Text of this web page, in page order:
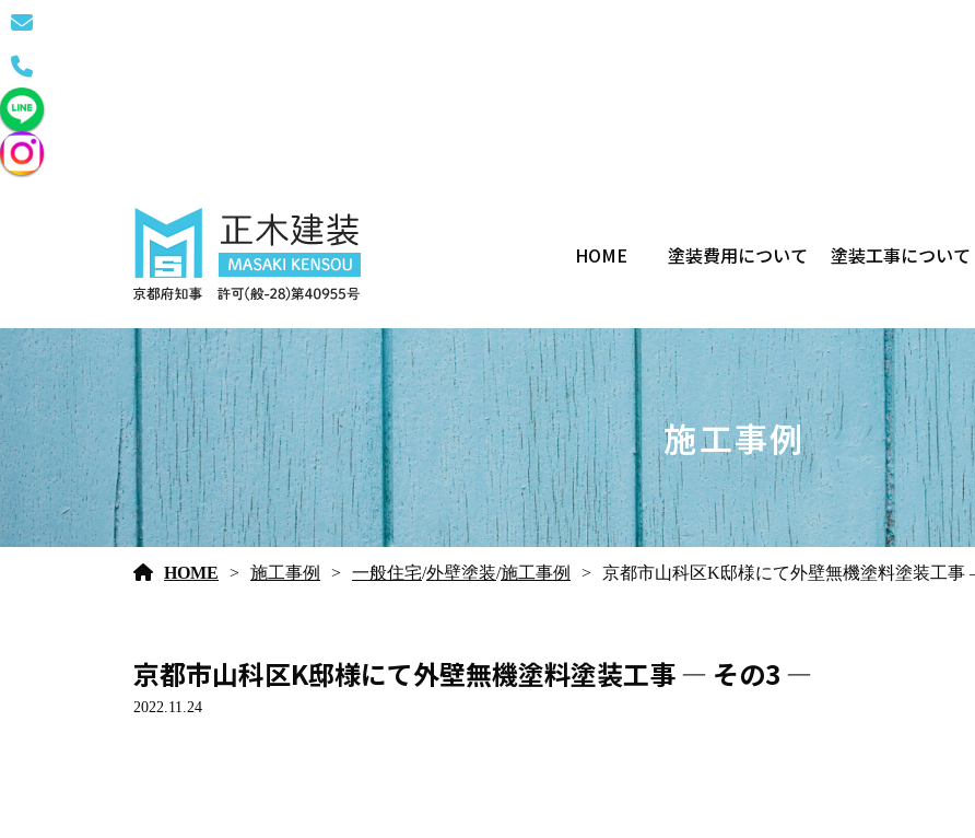
HOME 塗装費用について 塗装工事について
施工事例
HOME 施工事例 一般住宅/外壁塗装/施工事例 京都市山科区K邸様にて外壁無機塗料塗装工
京都市山科区K邸様にて外壁無機塗料塗装工事 ― その3 ―
2022.11.24